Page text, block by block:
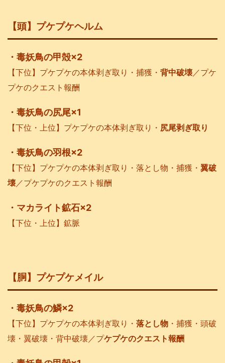
【頭】プケプケヘルム
・毒妖鳥の甲殻×2
【下位】プケプケの本体剥ぎ取り・捕獲・ 背中破壊／プケ
プケのクエスト報酬
・毒妖鳥の尻尾×1
【下位・上位】プケプケの本体剥ぎ取り・ 尻尾剥ぎ取り
・毒妖鳥の羽根×2
【下位】プケプケの本体剥ぎ取り・落とし物・捕獲・ 翼破
壊／プケプケのクエスト報酬
・マカライト鉱石×2
【下位・上位】鉱脈
【胴】プケプケメイル
・毒妖鳥の鱗×2
【下位】プケプケの本体剥ぎ取り・ 落とし物 ・捕獲・頭破
壊・翼破壊・背中破壊／プケプケのクエスト報酬